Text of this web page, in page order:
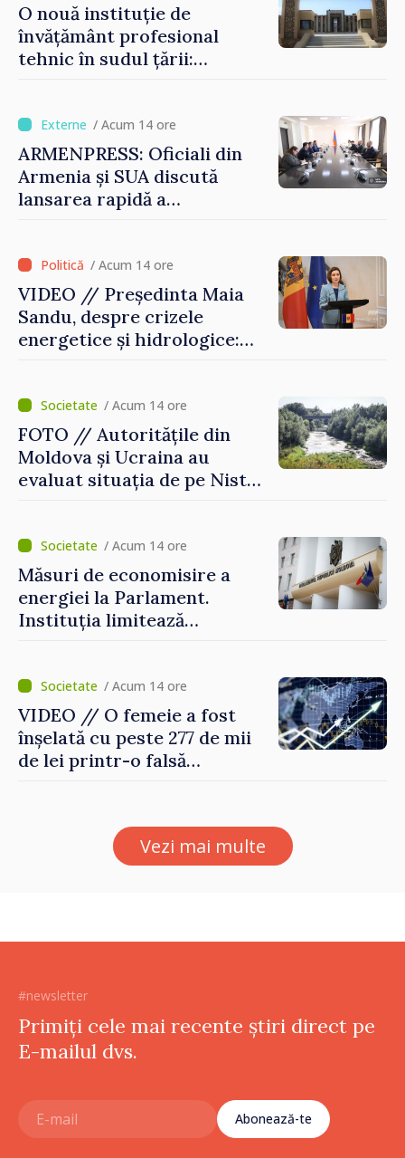
O nouă instituție de
învățământ profesional
tehnic în sudul țării:
turc la Comrat
/ Acum 14 ore
ARMENPRESS: Oficiali din
Armenia și SUA discută
lansarea rapidă a
/ Acum 14 ore
VIDEO // Președinta Maia
Sandu, despre crizele
energetice și hidrologice:
consecințele”/ Acum 14 ore
FOTO // Autoritățile din
Moldova și Ucraina au
evaluat situația de pe Nistru
/ Acum 14 ore
Măsuri de economisire a
energiei la Parlament.
Instituția limitează
/ Acum 14 ore
VIDEO // O femeie a fost
înșelată cu peste 277 de mii
de lei printr-o falsă
Vezi mai multe
#newsletter
Primiți cele mai recente știri direct pe
E-mailul dvs.
Abonează-te